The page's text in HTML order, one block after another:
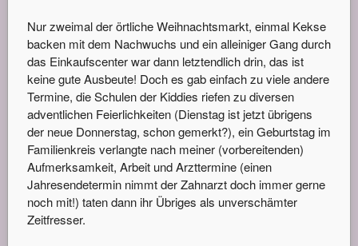
Nur zweimal der örtliche Weihnachtsmarkt, einmal Kekse
backen mit dem Nachwuchs und ein alleiniger Gang durch
das Einkaufscenter war dann letztendlich drin, das ist
keine gute Ausbeute! Doch es gab einfach zu viele andere
Termine, die Schulen der Kiddies riefen zu diversen
adventlichen Feierlichkeiten (Dienstag ist jetzt übrigens
der neue Donnerstag, schon gemerkt?), ein Geburtstag im
Familienkreis verlangte nach meiner (vorbereitenden)
Aufmerksamkeit, Arbeit und Arzttermine (einen
Jahresendetermin nimmt der Zahnarzt doch immer gerne
noch mit!) taten dann ihr Übriges als unverschämter
Zeitfresser.